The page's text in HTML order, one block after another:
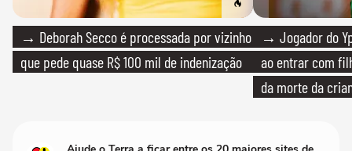
→ Deborah Secco é processada por vizinho
que pede quase R$ 100 mil de indenização
→ Jogador do
ao entrar com
da morte da